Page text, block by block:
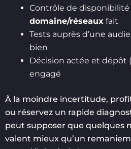
Contrôle de disponibilité
domaine/réseaux fait
Tests auprès d’une
bien
Décision actée et dépôt
engagé
À la moindre incertitude,
ou réservez un rapide
peut supposer que quelques
valent mieux qu’un